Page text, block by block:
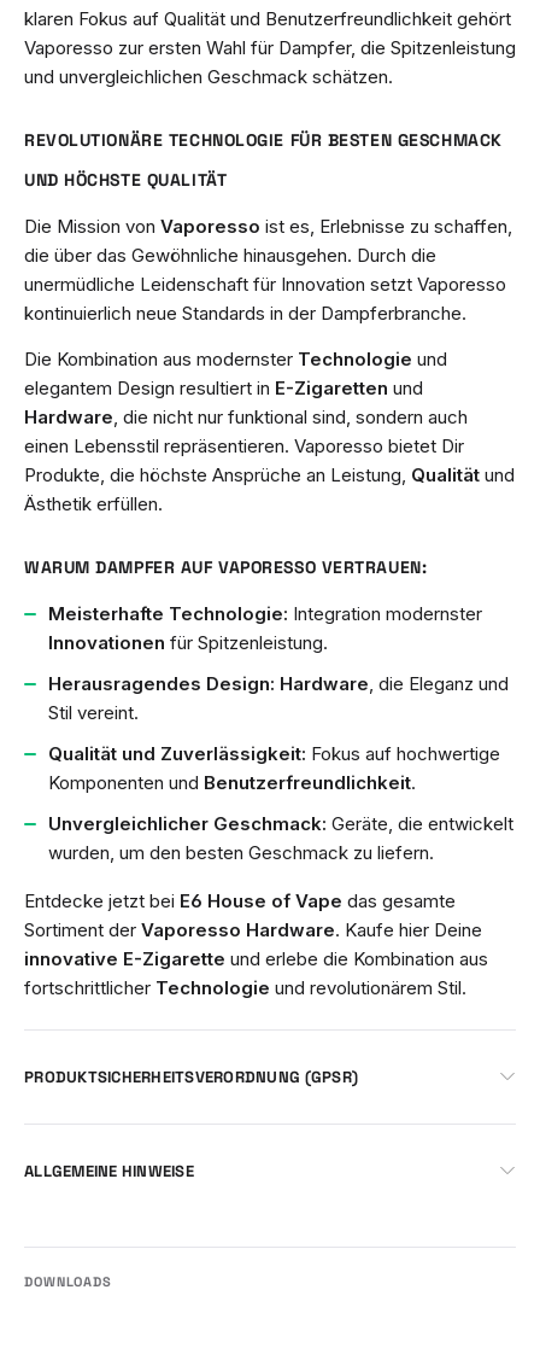
klaren Fokus auf Qualität und Benutzerfreundlichkeit gehört
Vaporesso zur ersten Wahl für Dampfer, die Spitzenleistung
und unvergleichlichen Geschmack schätzen.
REVOLUTIONÄRE TECHNOLOGIE FÜR BESTEN GESCHMACK
UND HÖCHSTE QUALITÄT
Die Mission von Vaporesso ist es, Erlebnisse zu schaffen,
die über das Gewöhnliche hinausgehen. Durch die
unermüdliche Leidenschaft für Innovation setzt Vaporesso
kontinuierlich neue Standards in der Dampferbranche.
Die Kombination aus modernster Technologie und
elegantem Design resultiert in E-Zigaretten und
Hardware , die nicht nur funktional sind, sondern auch
einen Lebensstil repräsentieren. Vaporesso bietet Dir
Produkte, die höchste Ansprüche an Leistung, Qualität und
Ästhetik erfüllen.
WARUM DAMPFER AUF VAPORESSO VERTRAUEN:
Meisterhafte Technologie: Integration modernster
Innovationen für Spitzenleistung.
Herausragendes Design: Hardware , die Eleganz und
Stil vereint.
Qualität und Zuverlässigkeit: Fokus auf hochwertige
Komponenten und Benutzerfreundlichkeit.
Unvergleichlicher Geschmack: Geräte, die entwickelt
wurden, um den besten Geschmack zu liefern.
Entdecke jetzt bei E6 House of Vape das gesamte
Sortiment der Vaporesso Hardware. Kaufe hier Deine
innovative E-Zigarette und erlebe die Kombination aus
fortschrittlicher Technologie und revolutionärem Stil.
PRODUKTSICHERHEITSVERORDNUNG (GPSR)
ALLGEMEINE HINWEISE